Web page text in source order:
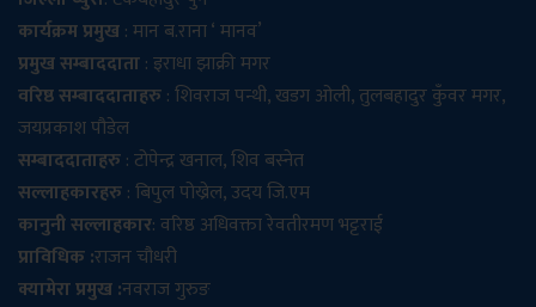
कार्यक्रम प्रमुख: मान ब.राना ‘ मानव’
प्रमुख सम्बाददाता: इराधा झाक्री मगर
वरिष्ठ सम्बाददाताहरु: शिवराज पन्थी, खडग ओली, तुलबहादुर कुँवर मगर,
जयप्रकाश पौडेल
सम्बाददाताहरु: टोपेन्द्र खनाल, शिव बस्नेत
सल्लाहकारहरु: बिपुल पोख्रेल, उदय जि.एम
कानुनी सल्लाहकार: वरिष्ठ अधिवक्ता रेवतीरमण भट्टराई
प्राविधिक :राजन चौधरी
क्यामेरा प्रमुख :नवराज गुरुङ